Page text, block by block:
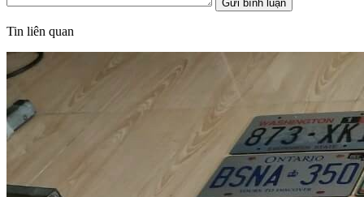
Gửi bình luận
Tin liên quan